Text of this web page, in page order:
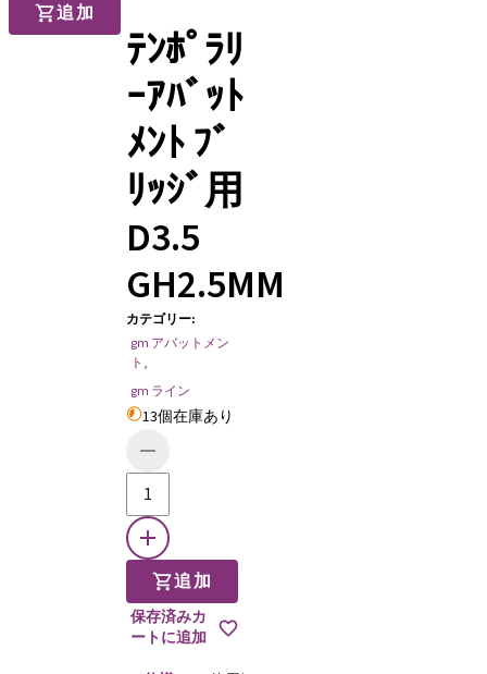
追加
ﾃﾝﾎﾟﾗﾘ
ｰｱﾊﾞｯﾄ
ﾒﾝﾄ ﾌﾞ
ﾘｯｼﾞ用
D3.5
GH2.5MM
カテゴリー:
gm アバットメン
ト ,
gm ライン
13個在庫あり
追加
保存済みカ
ートに追加